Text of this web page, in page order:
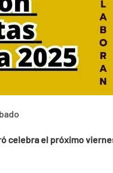
celebra el próximo